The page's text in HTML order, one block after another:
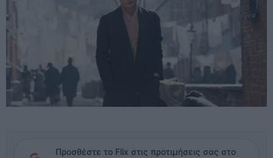
Προσθέστε το Flix στις προτιμήσεις σας στο